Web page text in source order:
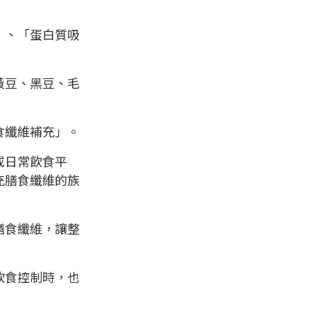
「蛋白質吸
、黑豆、毛
維補充」。
常飲食平
食纖維的族
食纖維，讓整
控制時，也